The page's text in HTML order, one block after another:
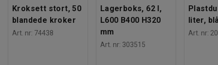
Kroksett stort, 50
blandede kroker
Art. nr: 74438
Lagerboks, 62 l,
L600 B400 H320
mm
Art. nr: 303515
liter,
Art. nr: